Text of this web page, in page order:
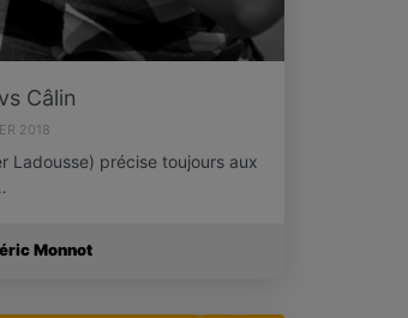
Câlin
2018
Ladousse) précise toujours aux
Monnot